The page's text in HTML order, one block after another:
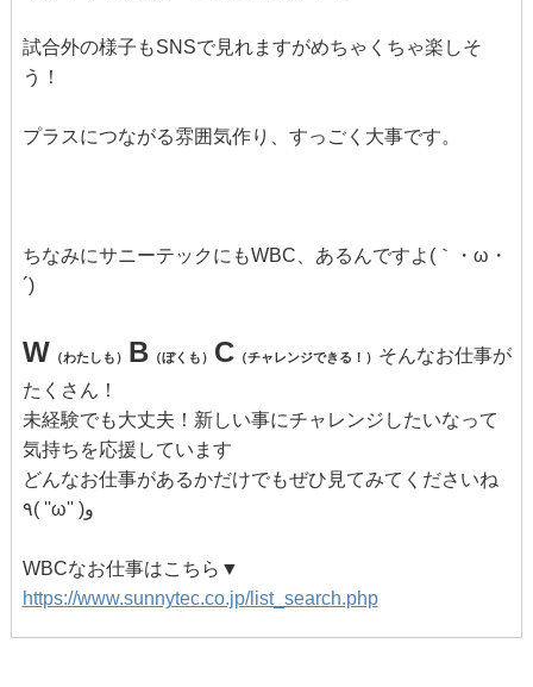
試合外の様子もSNSで見れますがめちゃくちゃ楽しそ
う！
プラスにつながる雰囲気作り、すっごく大事です。
ちなみにサニーテックにもWBC、あるんですよ(｀・ω・
´)
W （わたしも） B（ぼくも） C（チャレンジできる！） そんなお仕事が
たくさん！
未経験でも大丈夫！新しい事にチャレンジしたいなって
気持ちを応援しています
どんなお仕事があるかだけでもぜひ見てみてくださいね
٩( ''ω'' )و
WBCなお仕事はこちら▼
https://www.sunnytec.co.jp/list_search.php